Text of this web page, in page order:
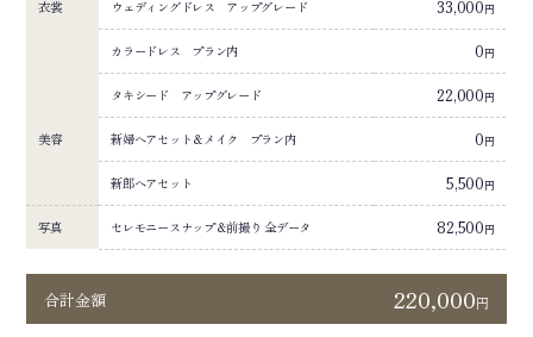
衣裳 ウェディングドレス アップグレード 33,000円
カラードレス プラン内 0円
タキシード アップグレード 22,000円
美容 新婦ヘアセット＆メイク プラン内 0円
新郎ヘアセット 5,500円
写真 セレモニースナップ＆前撮り 全データ 82,500円
合計金額 220,000円